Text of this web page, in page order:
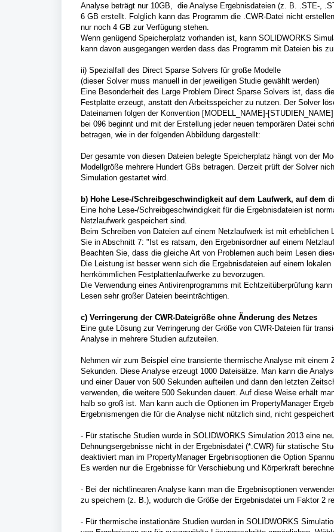
Analyse beträgt nur 10GB, die Analyse Ergebnisdateien (z. B. .STE-,
6 GB erstellt. Folglich kann das Programm die .CWR-Datei nicht
nur noch 4 GB zur Verfügung stehen.
Wenn genügend Speicherplatz vorhanden ist, kann SOLIDWORKS
kann davon ausgegangen werden dass das Programm mit Dateien bis
ii) Spezialfall des Direct Sparse Solvers für große Modelle
(dieser Solver muss manuell in der jeweiligen Studie gewählt werden)
Eine Besonderheit des Large Problem Direct Sparse Solvers ist, dass
Festplatte erzeugt, anstatt den Arbeitsspeicher zu nutzen. Der Solver
Dateinamen folgen der Konvention [MODELL_NAME]-
bei 096 beginnt und mit der Erstellung jeder neuen temporären Datei
betragen, wie in der folgenden Abbildung dargestellt:
Der gesamte von diesen Dateien belegte Speicherplatz hängt von der
Modellgröße mehrere Hundert GBs betragen. Derzeit prüft der Solver
Simulation gestartet wird.
b) Hohe Lese-/Schreibgeschwindigkeit auf dem Laufwerk, auf dem
Eine hohe Lese-/Schreibgeschwindigkeit für die Ergebnisdateien ist
Netzlaufwerk gespeichert sind.
Beim Schreiben von Dateien auf einem Netzlaufwerk ist mit
Sie in Abschnitt 7: "Ist es ratsam, den Ergebnisordner auf einem
Beachten Sie, dass die gleiche Art von Problemen auch beim Lesen
Die Leistung ist besser wenn sich die Ergebnisdateien auf einem
herrkömmlichen Festplattenlaufwerke zu bevorzugen.
Die Verwendung eines Antivirenprogramms mit Echtzeitüberprüfung
Lesen sehr großer Dateien beeinträchtigen.
c) Verringerung der CWR-Dateigröße ohne Änderung des Netzes
Eine gute Lösung zur Verringerung der Größe von CWR-Dateien für
Analyse in mehrere Studien aufzuteilen.
Nehmen wir zum Beispiel eine transiente thermische Analyse mit
Sekunden. Diese Analyse erzeugt 1000 Dateisätze. Man kann die
und einer Dauer von 500 Sekunden aufteilen und dann den letzten
verwenden, die weitere 500 Sekunden dauert. Auf diese Weise erhält
halb so groß ist. Man kann auch die Optionen im PropertyManager
Ergebnismengen die für die Analyse nicht nützlich sind, nicht
- Für statische Studien wurde in SOLIDWORKS Simulation 2013 eine
Dehnungsergebnisse nicht in der Ergebnisdatei (*.CWR) für statische
deaktiviert man im PropertyManager Ergebnisoptionen die Option
Es werden nur die Ergebnisse für Verschiebung und Körperkraft
- Bei der nichtlinearen Analyse kann man die Ergebnisoptionen
zu speichern (z. B.), wodurch die Größe der Ergebnisdatei um Faktor 2
- Für thermische instationäre Studien wurden in SOLIDWORKS